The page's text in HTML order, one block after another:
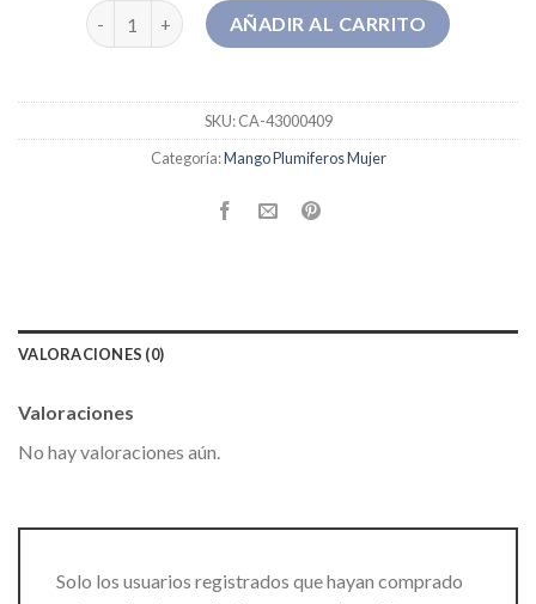
mango plumiferos mujer cantidad
AÑADIR AL CARRITO
SKU:CA-43000409
Categoría:Mango Plumiferos Mujer
VALORACIONES (0)
Valoraciones
No hay valoraciones aún.
Solo los usuarios registrados que hayan comprado